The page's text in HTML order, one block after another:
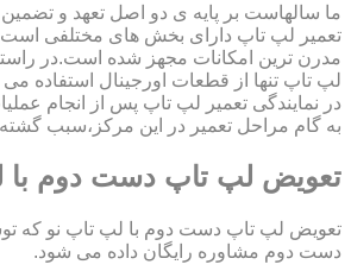
ما سالهاست بر پایه ی دو اصل تعهد و
تعمیر لپ تاپ دارای بخش های مختلفی
مدرن ترین امکانات مجهز شده است.در
لپ تاپ تنها از قطعات اورجینال استفاده
در نمایندگی تعمیر لپ تاپ پس از انجام
به گام مراحل تعمیر در این مرکز،سبب گشته
تعویض لپ تاپ دست دوم
تعویض لپ تاپ دست دوم با لپ تاپ نو که
دست دوم مشاوره رایگان داده می شود.